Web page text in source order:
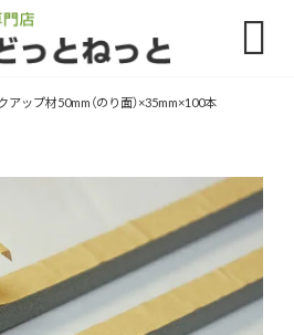

アップ材50mm（のり面）×35mm×100本